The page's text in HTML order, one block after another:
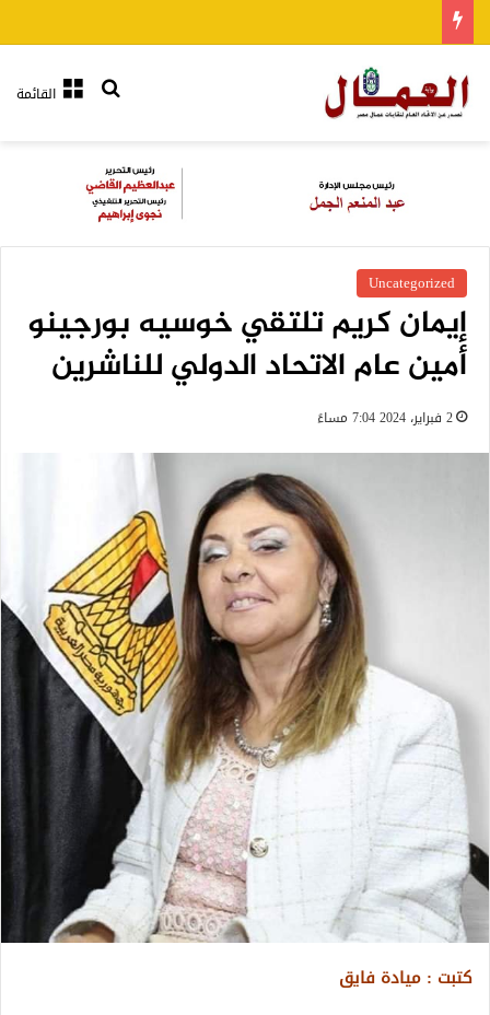
القائمةبحث عن
Uncategorized
إيمان كريم تلتقي خوسيه بورجينو
أمين عام الاتحاد الدولي للناشرين
2 فبراير، 2024 7:04 مساءً
كتبت : ميادة فايق